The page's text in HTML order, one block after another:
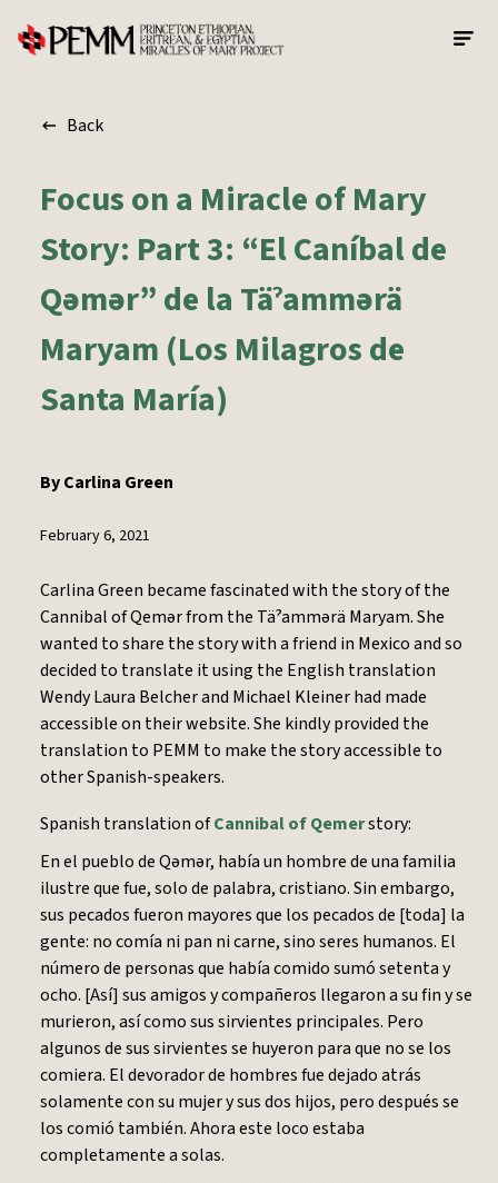
Back
Focus on a Miracle of Mary
Story: Part 3: “El Caníbal de
Qəmər” de la Täˀammərä
Maryam (Los Milagros de
Santa María)
ByCarlina Green
February 6, 2021
Carlina Green became fascinated with the story of the
Cannibal of Qemər from the Täˀammərä Maryam. She
wanted to share the story with a friend in Mexico and so
decided to translate it using the English translation
Wendy Laura Belcher and Michael Kleiner had made
accessible on their website. She kindly provided the
translation to PEMM to make the story accessible to
other Spanish-speakers.
Spanish translation ofCannibal of Qemerstory:
En el pueblo de Qəmər, había un hombre de una familia
ilustre que fue, solo de palabra, cristiano. Sin embargo,
sus pecados fueron mayores que los pecados de [toda] la
gente: no comía ni pan ni carne, sino seres humanos. El
número de personas que había comido sumó setenta y
ocho. [Así] sus amigos y compañeros llegaron a su fin y se
murieron, así como sus sirvientes principales. Pero
algunos de sus sirvientes se huyeron para que no se los
comiera. El devorador de hombres fue dejado atrás
solamente con su mujer y sus dos hijos, pero después se
los comió también. Ahora este loco estaba
completamente a solas.